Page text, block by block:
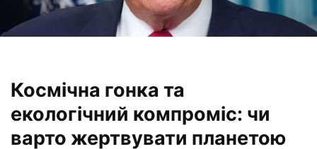
Космічна гонка та
екологічний компроміс: чи
варто жертвувати планетою